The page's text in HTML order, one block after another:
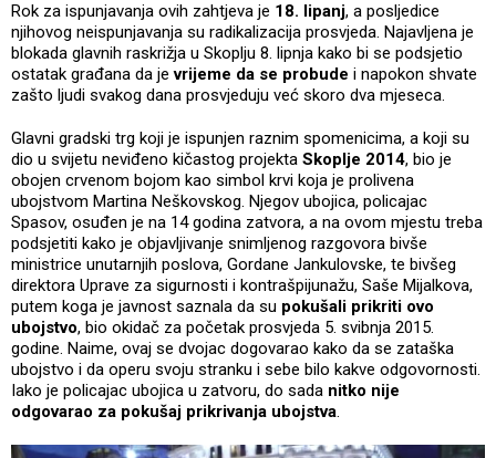
Rok za ispunjavanja ovih zahtjeva je 18. lipanj, a posljedice
njihovog neispunjavanja su radikalizacija prosvjeda. Najavljena je
blokada glavnih raskrižja u Skoplju 8. lipnja kako bi se podsjetio
ostatak građana da je vrijeme da se probude i napokon shvate
zašto ljudi svakog dana prosvjeduju već skoro dva mjeseca.
Glavni gradski trg koji je ispunjen raznim spomenicima, a koji su
dio u svijetu neviđeno kičastog projekta Skoplje 2014, bio je
obojen crvenom bojom kao simbol krvi koja je prolivena
ubojstvom Martina Neškovskog. Njegov ubojica, policajac
Spasov, osuđen je na 14 godina zatvora, a na ovom mjestu treba
podsjetiti kako je objavljivanje snimljenog razgovora bivše
ministrice unutarnjih poslova, Gordane Jankulovske, te bivšeg
direktora Uprave za sigurnosti i kontrašpijunažu, Saše Mijalkova,
putem koga je javnost saznala da su pokušali prikriti ovo
ubojstvo, bio okidač za početak prosvjeda 5. svibnja 2015.
godine. Naime, ovaj se dvojac dogovarao kako da se zataška
ubojstvo i da operu svoju stranku i sebe bilo kakve odgovornosti.
Iako je policajac ubojica u zatvoru, do sada nitko nije
odgovarao za pokušaj prikrivanja ubojstva.